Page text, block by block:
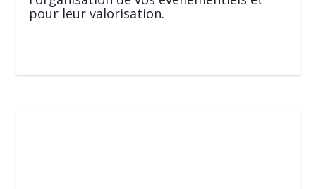
pour leur valorisation.